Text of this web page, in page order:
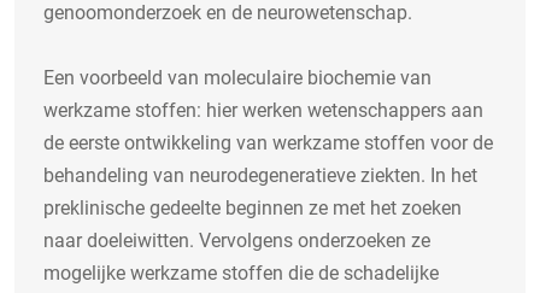
genoomonderzoek en de neurowetenschap.
Een voorbeeld van moleculaire biochemie van
werkzame stoffen: hier werken wetenschappers aan
de eerste ontwikkeling van werkzame stoffen voor de
behandeling van neurodegeneratieve ziekten. In het
preklinische gedeelte beginnen ze met het zoeken
naar doeleiwitten. Vervolgens onderzoeken ze
mogelijke werkzame stoffen die de schadelijke